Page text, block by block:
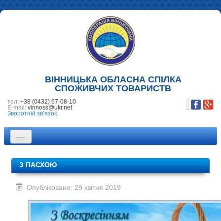
ВІННИЦЬКА ОБЛАСНА СПІЛКА
СПОЖИВЧИХ ТОВАРИСТВ
тел: +38 (0432) 67-08-10
E-mail: vinnoss@ukr.net
Зворотній зв’язок
НОВИНИ
ПІДПРИЄМСТВА
ФОТОГАЛЕРЕЯ
З ПАСХОЮ
Опубліковано: 29 квітня 2019